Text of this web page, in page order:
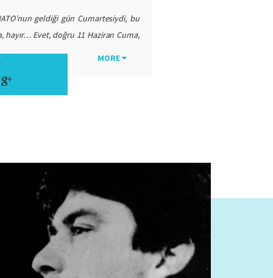
geldiği gün Cumartesiydi, bu
hayır… Evet, doğru 11 Haziran Cuma,
yaşadığım yerin penceresinden evi
vakit hala çok erkendi. Oh, bu
fazla mutluluk hissettim, ‘Ah,
ve tankı görene kadar koşmaya
MORE